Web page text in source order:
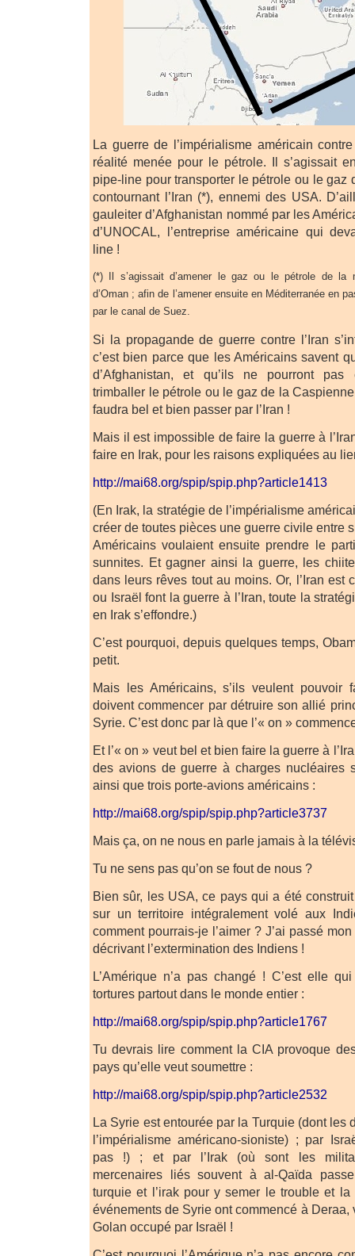
La guerre de l’impérialisme américain
réalité menée pour le pétrole. Il s’agissait
pipe-line pour transporter le pétrole ou le gaz
contournant l’Iran (*), ennemi des USA.
gauleiter d’Afghanistan nommé par les
d’UNOCAL, l’entreprise américaine qui
line !
(*) Il s’agissait d’amener le gaz ou le pétrole de la
d’Oman ; afin de l’amener ensuite en Méditerranée en
par le canal de Suez.
Si la propagande de guerre contre l’Iran
c’est bien parce que les Américains savent
d’Afghanistan, et qu’ils ne pourront pas
trimballer le pétrole ou le gaz de la
faudra bel et bien passer par l’Iran !
Mais il est impossible de faire la guerre à
faire en Irak, pour les raisons expliquées au
http://mai68.org/spip/spip.php?article1413
(En Irak, la stratégie de l’impérialisme
créer de toutes pièces une guerre civile entre
Américains voulaient ensuite prendre le
sunnites. Et gagner ainsi la guerre, les
dans leurs rêves tout au moins. Or, l’Iran est
ou Israël font la guerre à l’Iran, toute la
en Irak s’effondre.)
C’est pourquoi, depuis quelques temps,
petit.
Mais les Américains, s’ils veulent pouvoir
doivent commencer par détruire son allié
Syrie. C’est donc par là que l’« on »
Et l’« on » veut bel et bien faire la guerre à
des avions de guerre à charges nucléaires
ainsi que trois porte-avions américains :
http://mai68.org/spip/spip.php?article3737
Mais ça, on ne nous en parle jamais à la
Tu ne sens pas qu’on se fout de nous ?
Bien sûr, les USA, ce pays qui a été
sur un territoire intégralement volé aux
comment pourrais-je l’aimer ? J’ai passé
décrivant l’extermination des Indiens !
L’Amérique n’a pas changé ! C’est elle
tortures partout dans le monde entier :
http://mai68.org/spip/spip.php?article1767
Tu devrais lire comment la CIA provoque
pays qu’elle veut soumettre :
http://mai68.org/spip/spip.php?article2532
La Syrie est entourée par la Turquie (dont les
l’impérialisme américano-sioniste) ; par
pas !) ; et par l’Irak (où sont les
mercenaires liés souvent à al-Qaïda
turquie et l’irak pour y semer le trouble et
événements de Syrie ont commencé à
Golan occupé par Israël !